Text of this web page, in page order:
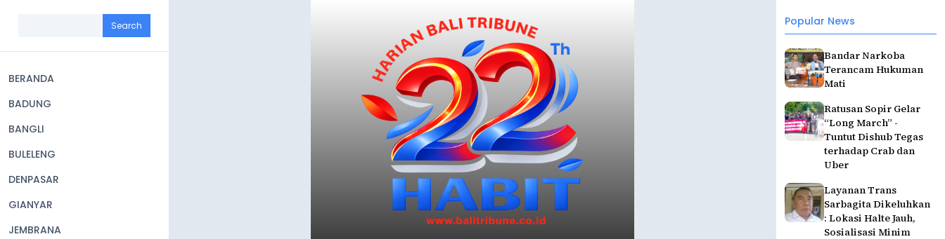
navigation
BERANDA
BADUNG
BANGLI
BULELENG
DENPASAR
GIANYAR
JEMBRANA
Popular News
Bandar Narkoba
Terancam Hukuman
Mati
Ratusan Sopir Gelar
“Long March” -
Tuntut Dishub Tegas
terhadap Crab dan
Uber
Layanan Trans
Sarbagita Dikeluhkan
: Lokasi Halte Jauh,
Sosialisasi Minim